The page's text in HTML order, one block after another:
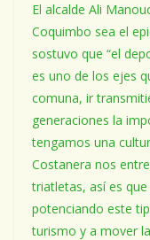
El alcalde Ali
Coquimbo sea el
sostuvo que “el
es uno de los ejes
comuna, ir
generaciones la
tengamos una
Costanera nos
triatletas, así es
potenciando este
turismo y a mover